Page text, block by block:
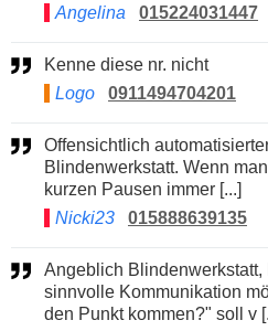
Angelina
015224031447
Kenne diese nr. nicht
Logo
0911494704201
Offensichtlich automatisierter Anruf, angeblich von
Blindenwerkstatt. Wenn
kurzen Pausen immer [...]
Nicki23
015888639135
Angeblich Blindenwerkstatt, klingt nach KI, keine
sinnvolle Kommunikation
den Punkt kommen?" soll v